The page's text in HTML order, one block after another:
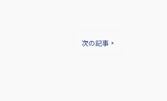
次の記事 >